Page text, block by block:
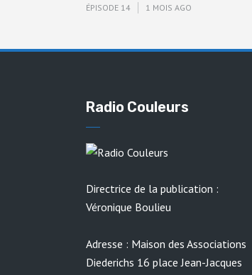
ÉPISODE 14 1 MOIS AGO
Radio Couleurs
Directrice de la publication :
Véronique Boulieu
Adresse : Maison des Associations
Diederichs 16 place Jean-Jacques